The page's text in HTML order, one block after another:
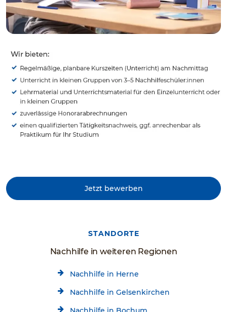
Jetzt bewerben
STANDORTE
Nachhilfe in weiteren Regionen
Nachhilfe in Herne
Nachhilfe in Gelsenkirchen